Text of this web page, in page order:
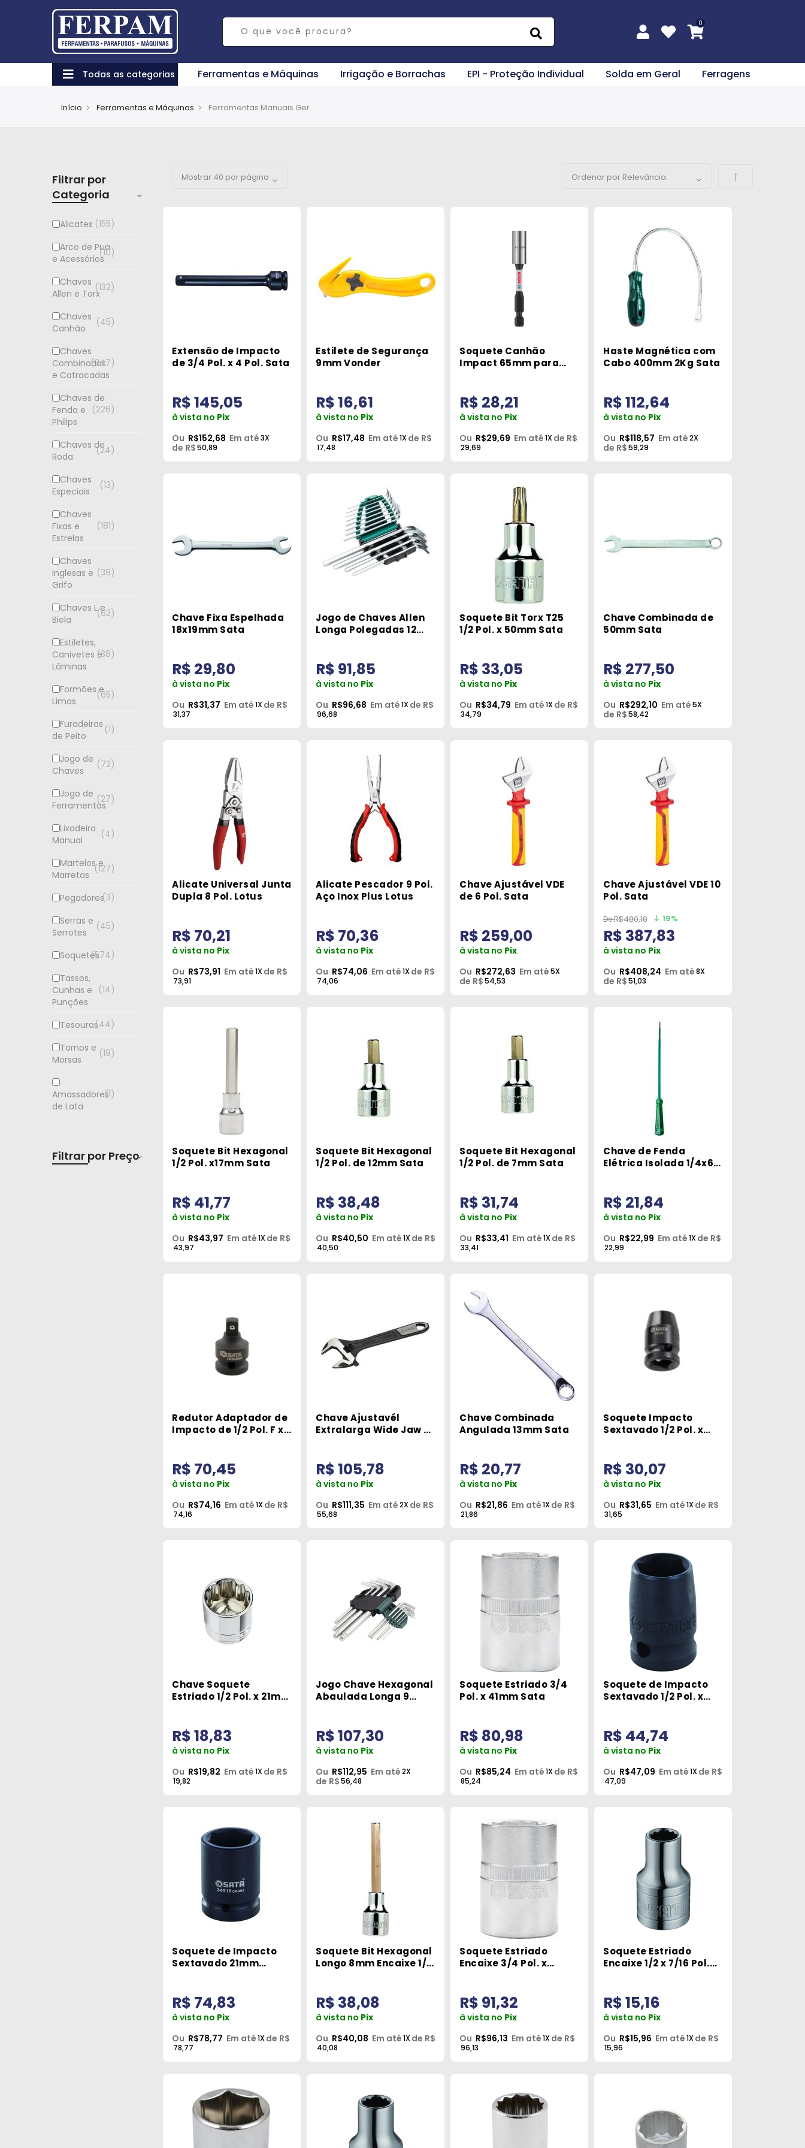
Todas as categorias Ferramentas e Máquinas Irrigação e Borrachas EPI - Proteção Individual Solda em Geral Ferragens
Início Ferramentas e Máquinas Ferramentas Manuais Gerais
Definir Direção
Extensão de Impacto
de 3/4 Pol. x 4 Pol. Sata
R$ 145,05
à vista no Pix
Ou R$152,68 Em até3X
de R$50,89
Estilete de Segurança
9mm Vonder
R$ 16,61
à vista no Pix
Ou R$17,48 Em até1X de R$
17,48
Soquete Canhão
Impact 65mm para
R$ 28,21
à vista no Pix
Ou R$29,69 Em até1X de R$
29,69
Haste Magnética com
Cabo 400mm 2Kg Sata
R$ 112,64
à vista no Pix
Ou R$118,57 Em até2X
de R$59,29
Chave Fixa Espelhada
18x19mm Sata
R$ 29,80
à vista no Pix
Ou R$31,37 Em até1X de R$
31,37
Jogo de Chaves Allen
Longa Polegadas 12
R$ 91,85
à vista no Pix
Ou R$96,68 Em até1X de R$
96,68
Soquete Bit Torx T25
1/2 Pol. x 50mm Sata
R$ 33,05
à vista no Pix
Ou R$34,79 Em até1X de R$
34,79
Chave Combinada de
50mm Sata
R$ 277,50
à vista no Pix
Ou R$292,10 Em até5X
de R$58,42
Alicate Universal Junta
Dupla 8 Pol. Lotus
R$ 70,21
à vista no Pix
Ou R$73,91 Em até1X de R$
73,91
Alicate Pescador 9 Pol.
Aço Inox Plus Lotus
R$ 70,36
à vista no Pix
Ou R$74,06 Em até1X de R$
74,06
Chave Ajustável VDE
de 6 Pol. Sata
R$ 259,00
à vista no Pix
Ou R$272,63 Em até5X
de R$54,53
Chave Ajustável VDE 10
Pol. Sata
R$480,18 19%
R$ 387,83
à vista no Pix
Ou R$408,24 Em até8X
de R$51,03
Soquete Bit Hexagonal
1/2 Pol. x17mm Sata
R$ 41,77
à vista no Pix
Ou R$43,97 Em até1X de R$
43,97
Soquete Bit Hexagonal
1/2 Pol. de 12mm Sata
R$ 38,48
à vista no Pix
Ou R$40,50 Em até1X de R$
40,50
Soquete Bit Hexagonal
1/2 Pol. de 7mm Sata
R$ 31,74
à vista no Pix
Ou R$33,41 Em até1X de R$
33,41
Chave de Fenda
Elétrica Isolada 1/4x6
R$ 21,84
à vista no Pix
Ou R$22,99 Em até1X de R$
22,99
Redutor Adaptador de
Impacto de 1/2 Pol. F x
R$ 70,45
à vista no Pix
Ou R$74,16 Em até1X de R$
74,16
Chave Ajustavél
Extralarga Wide Jaw 8
R$ 105,78
à vista no Pix
Ou R$111,35 Em até2X de R$
55,68
Chave Combinada
Angulada 13mm Sata
R$ 20,77
à vista no Pix
Ou R$21,86 Em até1X de R$
21,86
Soquete Impacto
Sextavado 1/2 Pol. x
R$ 30,07
à vista no Pix
Ou R$31,65 Em até1X de R$
31,65
Chave Soquete
Estriado 1/2 Pol. x 21mm
R$ 18,83
à vista no Pix
Ou R$19,82 Em até1X de R$
19,82
Jogo Chave Hexagonal
Abaulada Longa 9
R$ 107,30
à vista no Pix
Ou R$112,95 Em até2X
de R$56,48
Soquete Estriado 3/4
Pol. x 41mm Sata
R$ 80,98
à vista no Pix
Ou R$85,24 Em até1X de R$
85,24
Soquete de Impacto
Sextavado 1/2 Pol. x
R$ 44,74
à vista no Pix
Ou R$47,09 Em até1X de R$
47,09
Soquete de Impacto
Sextavado 21mm
R$ 74,83
à vista no Pix
Ou R$78,77 Em até1X de R$
78,77
Soquete Bit Hexagonal
Longo 8mm Encaixe 1/2
R$ 38,08
à vista no Pix
Ou R$40,08 Em até1X de R$
40,08
Soquete Estriado
Encaixe 3/4 Pol. x
R$ 91,32
à vista no Pix
Ou R$96,13 Em até1X de R$
96,13
Soquete Estriado
Encaixe 1/2 x 7/16 Pol.
R$ 15,16
à vista no Pix
Ou R$15,96 Em até1X de R$
15,96
Filtrar por
Categoria
Alicates 155
Arco de Pua
e Acessórios
10
Chaves
Allen e Torx
132
Chaves
Canhão
45
Chaves
Combinadas
e Catracadas
347
Chaves de
Fenda e
Philips
226
Chaves de
Roda
24
Chaves
Especiais
13
Chaves
Fixas e
Estrelas
181
Chaves
Inglesas e
Grifo
39
Chaves L e
Biela
62
Estiletes,
Canivetes e
Lâminas
38
Formões e
Limas
65
Furadeiras
de Peito
1
Jogo de
Chaves
72
Jogo de
Ferramentas
27
Lixadeira
Manual
4
Martelos e
Marretas
127
Pegadores3
Serras e
Serrotes
45
Soquetes574
Tassos,
Cunhas e
Punções
14
Tesouras44
Tornos e
Morsas
19
Amassadores
de Lata
1
Filtrar por Preço